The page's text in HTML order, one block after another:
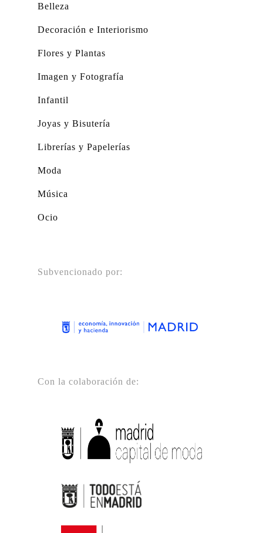
Belleza
Decoración e Interiorismo
Flores y Plantas
Imagen y Fotografía
Infantil
Joyas y Bisutería
Librerías y Papelerías
Moda
Música
Ocio
Subvencionado por:
Con la colaboración de: